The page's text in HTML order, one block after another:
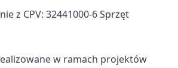
z CPV: 32441000-6 Sprzęt
w ramach projektów